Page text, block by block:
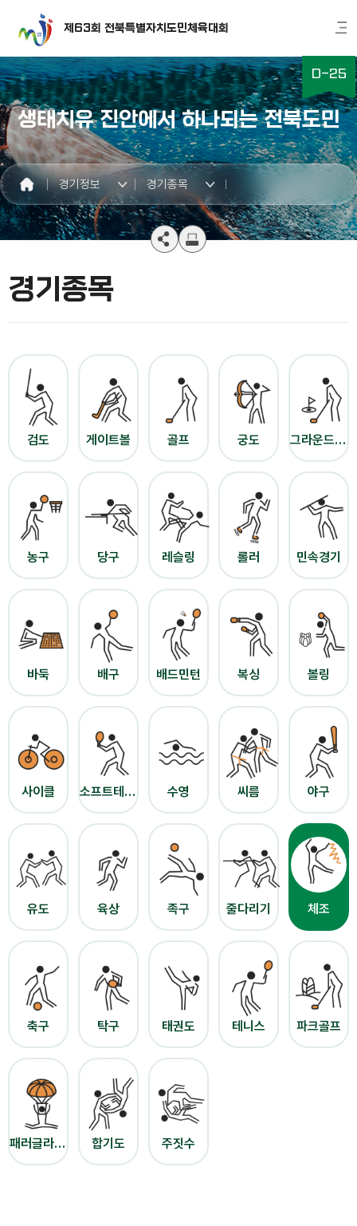
제63회 전북특별자치도민체육대회
D-25
생태치유 진안에서 하나되는 전북도민
경기정보 경기종목
경기종목
검도 게이트볼 골프 궁도 그라운드골프
농구 당구 레슬링 롤러 민속경기
바둑 배구 배드민턴 복싱 볼링
사이클 소프트테니스 수영 씨름 야구
유도 육상 족구 줄다리기 체조
축구 탁구 태권도 테니스 파크골프
패러글라이딩 합기도 주짓수